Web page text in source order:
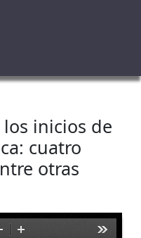
inicios de
cuatro
otras